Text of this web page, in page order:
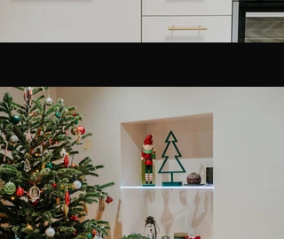
Filtruj według Tagi
Jadalnia Kuchnia
Salon